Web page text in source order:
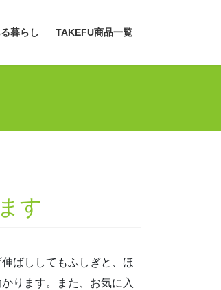
暮らし TAKEFU商品一覧
す
ばししてもふしぎと、ほ
ります。また、お気に入